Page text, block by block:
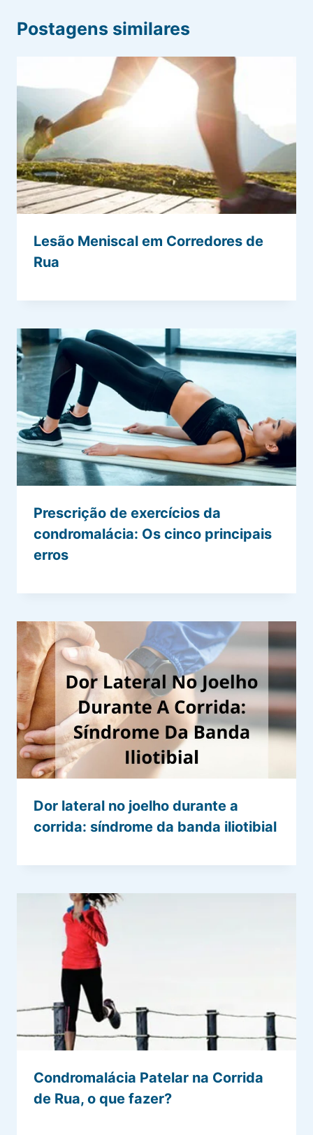
Postagens similares
Lesão Meniscal em Corredores de
Rua
Prescrição de exercícios da
condromalácia: Os cinco principais
erros
Dor lateral no joelho durante a
corrida: síndrome da banda iliotibial
Condromalácia Patelar na Corrida
de Rua, o que fazer?